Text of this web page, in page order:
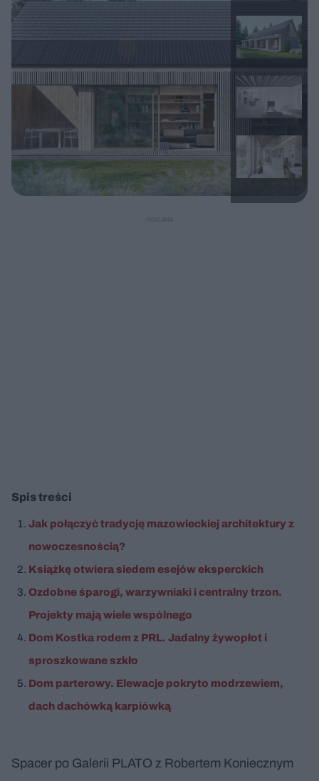
Spis treści
Jak połączyć tradycję mazowieckiej architektury z
nowoczesnością?
Książkę otwiera siedem esejów eksperckich
Ozdobne śparogi, warzywniaki i centralny trzon.
Projekty mają wiele wspólnego
Dom Kostka rodem z PRL. Jadalny żywopłot i
sproszkowane szkło
Dom parterowy. Elewacje pokryto modrzewiem,
dach dachówką karpiówką
Spacer po Galerii PLATO z Robertem Koniecznym